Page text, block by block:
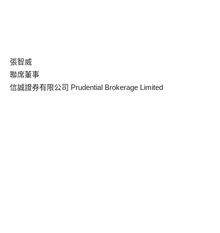
張智威
聯席董事
信誠證券有限公司 Prudential Brokerage Limited